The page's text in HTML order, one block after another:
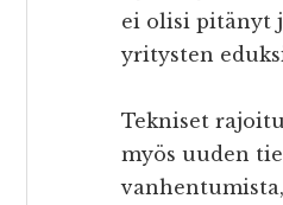
ei olisi pitänyt
yritysten
Tekniset
myös uuden